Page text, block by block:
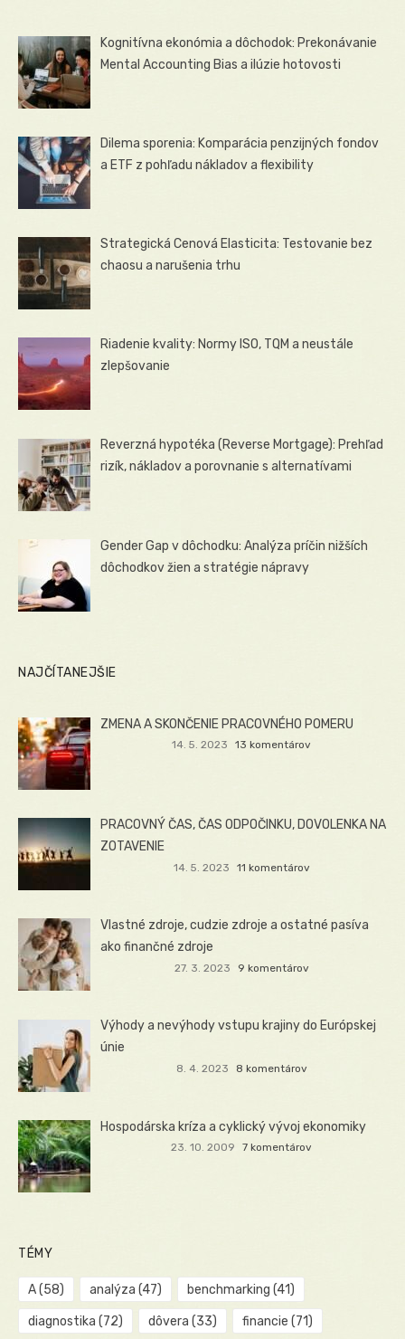
Kognitívna ekonómia a dôchodok: Prekonávanie
Mental Accounting Bias a ilúzie hotovosti
Dilema sporenia: Komparácia penzijných fondov
a ETF z pohľadu nákladov a flexibility
Strategická Cenová Elasticita: Testovanie bez
chaosu a narušenia trhu
Riadenie kvality: Normy ISO, TQM a neustále
zlepšovanie
Reverzná hypotéka (Reverse Mortgage): Prehľad
rizík, nákladov a porovnanie s alternatívami
Gender Gap v dôchodku: Analýza príčin nižších
dôchodkov žien a stratégie nápravy
NAJČÍTANEJŠIE
ZMENA A SKONČENIE PRACOVNÉHO POMERU
14. 5. 2023 13 komentárov
PRACOVNÝ ČAS, ČAS ODPOČINKU, DOVOLENKA NA
ZOTAVENIE
14. 5. 2023 11 komentárov
Vlastné zdroje, cudzie zdroje a ostatné pasíva
ako finančné zdroje
27. 3. 2023 9 komentárov
Výhody a nevýhody vstupu krajiny do Európskej
únie
8. 4. 2023 8 komentárov
Hospodárska kríza a cyklický vývoj ekonomiky
23. 10. 2009 7 komentárov
TÉMY
A(58) analýza (47) benchmarking (41)
diagnostika (72) dôvera (33) financie (71)